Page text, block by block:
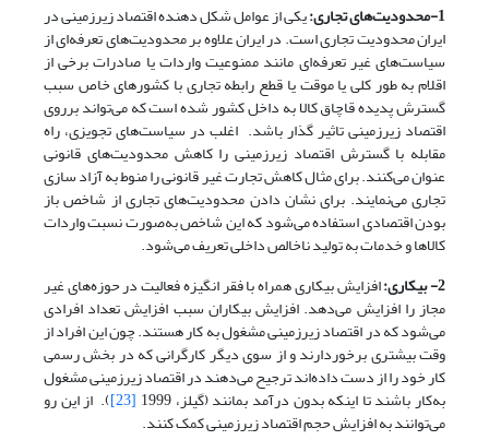
1-محدودیت‌های تجاری:
یکی از عوامل شکل دهنده اقتصاد زیرزمینی در
ایران محدودیت تجاری است. در ایران علاوه بر محدودیت‌های تعرفه‌ای از
سیاست‌های غیر تعرفه‌ای مانند ممنوعیت واردات یا صادرات برخی از
اقلام به طور کلی یا موقت یا قطع رابطه تجاری با کشورهای خاص سبب
گسترش پدیده قاچاق کالا به داخل کشور شده است که می‌تواند برروی
اقتصاد زیرزمینی تاثیر گذار باشد. اغلب در سیاست‌های تجویزی، راه
مقابله با گسترش اقتصاد زیرزمینی را کاهش محدودیت‌های قانونی
عنوان می‌کنند. برای مثال کاهش تجارت غیر قانونی را منوط به آزاد سازی
تجاری می‌نمایند. برای نشان دادن محدودیت‌های تجاری از شاخص باز
بودن اقتصادی استفاده می‌شود که این شاخص به‌صورت نسبت واردات
کالاها و خدمات به تولید ناخالص داخلی تعریف می‌شود.
2- بیکاری:
افزایش بیکاری همراه با فقر انگیزه فعالیت در حوزه‌های غیر
مجاز را افزایش می‌دهد. افزایش بیکاران سبب افزایش تعداد افرادی
می‌شود که در اقتصاد زیرزمینی مشغول به کار هستند. چون این افراد از
وقت بیشتری برخوردارند و از سوی دیگر کارگرانی که در بخش رسمی
کار خود را از دست داده‌اند ترجیح می‌دهند در اقتصاد زیرزمینی مشغول
به‌کار باشند تا اینکه بدون درآمد بمانند (گیلز، 1999 [23] ). از این رو
می‌توانند به افزایش حجم اقتصاد زیرزمینی کمک کنند.